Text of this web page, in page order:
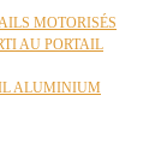
MOTORISÉS
AU PORTAIL
ALUMINIUM